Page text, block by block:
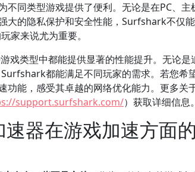
同类型游戏提供了便利。无论是在PC、主
大的隐私保护和安全性能，Surfshark不仅
家来说尤为重要。
戏类型中都能提供显著的性能提升。无论是
都能满足不同玩家的需求。若您希
功能，感受其卓越的网络优化能力。更多
support.surfshark.com/）获取详细信息。
器在游戏加速方面